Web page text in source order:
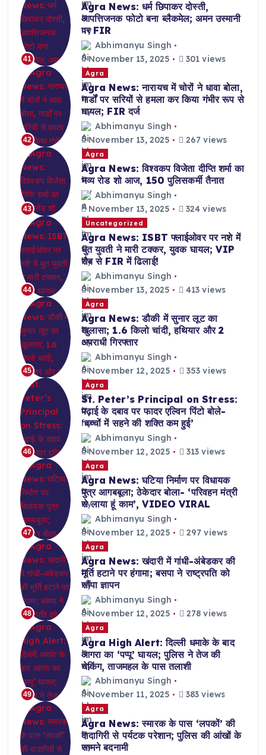
41
Agra News: धर्म छिपाकर दोस्ती,
आपत्तिजनक फोटो बना ब्लैकमेल; अमन उस्मानी
पर FIR
Abhimanyu Singh
November 13, 2025
301 views
42
Agra
Agra News: नारायच में चोरों ने धावा बोला,
गार्डों पर सरियों से हमला कर किया गंभीर रूप से
घायल; FIR दर्ज
Abhimanyu Singh
November 13, 2025
267 views
43
Agra
Agra News: विश्वकप विजेता दीप्ति शर्मा का
भव्य रोड शो आज, 150 पुलिसकर्मी तैनात
Abhimanyu Singh
November 13, 2025
324 views
44
Uncategorized
Agra News: ISBT फ्लाईओवर पर नशे में
धुत युवती ने मारी टक्कर, युवक घायल; VIP
रौब से FIR में ढिलाई!
Abhimanyu Singh
November 13, 2025
413 views
45
Agra
Agra News: डौकी में सुनार लूट का
खुलासा; 1.6 किलो चांदी, हथियार और 2
अपराधी गिरफ्तार
Abhimanyu Singh
November 12, 2025
353 views
46
Agra
St. Peter’s Principal on Stress:
पढ़ाई के दबाव पर फादर एल्विन पिंटो बोले-
‘बच्चों में सहने की शक्ति कम हुई’
Abhimanyu Singh
November 12, 2025
313 views
47
Agra
Agra News: घटिया निर्माण पर विधायक
पुत्र आगबबूला; ठेकेदार बोला- ‘परिवहन मंत्री
से लाया हूं काम’, VIDEO VIRAL
Abhimanyu Singh
November 12, 2025
297 views
48
Agra
Agra News: खंदारी में गांधी-अंबेडकर की
मूर्ति हटाने पर हंगामा; बसपा ने राष्ट्रपति को
सौंपा ज्ञापन
Abhimanyu Singh
November 12, 2025
278 views
49
Agra
Agra High Alert: दिल्ली धमाके के बाद
आगरा का ‘पप्पू’ घायल; पुलिस ने तेज की
चेकिंग, ताजमहल के पास तलाशी
Abhimanyu Singh
November 11, 2025
383 views
Agra
Agra News: स्मारक के पास ‘लपकों’ की
दादागिरी से पर्यटक परेशान; पुलिस की आंखों के
सामने बदनामी